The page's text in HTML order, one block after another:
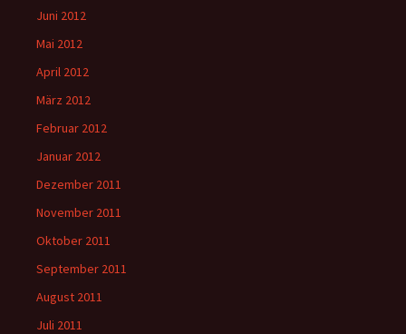
Juni 2012
Mai 2012
April 2012
März 2012
Februar 2012
Januar 2012
Dezember 2011
November 2011
Oktober 2011
September 2011
August 2011
Juli 2011